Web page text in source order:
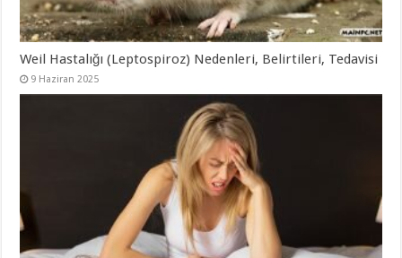
Weil Hastalığı (Leptospiroz) Nedenleri, Belirtileri, Tedavisi
9 Haziran 2025